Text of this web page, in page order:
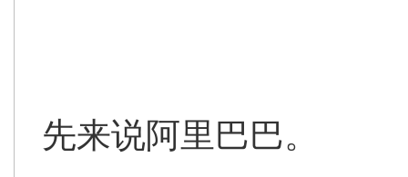
先来说阿里巴巴。